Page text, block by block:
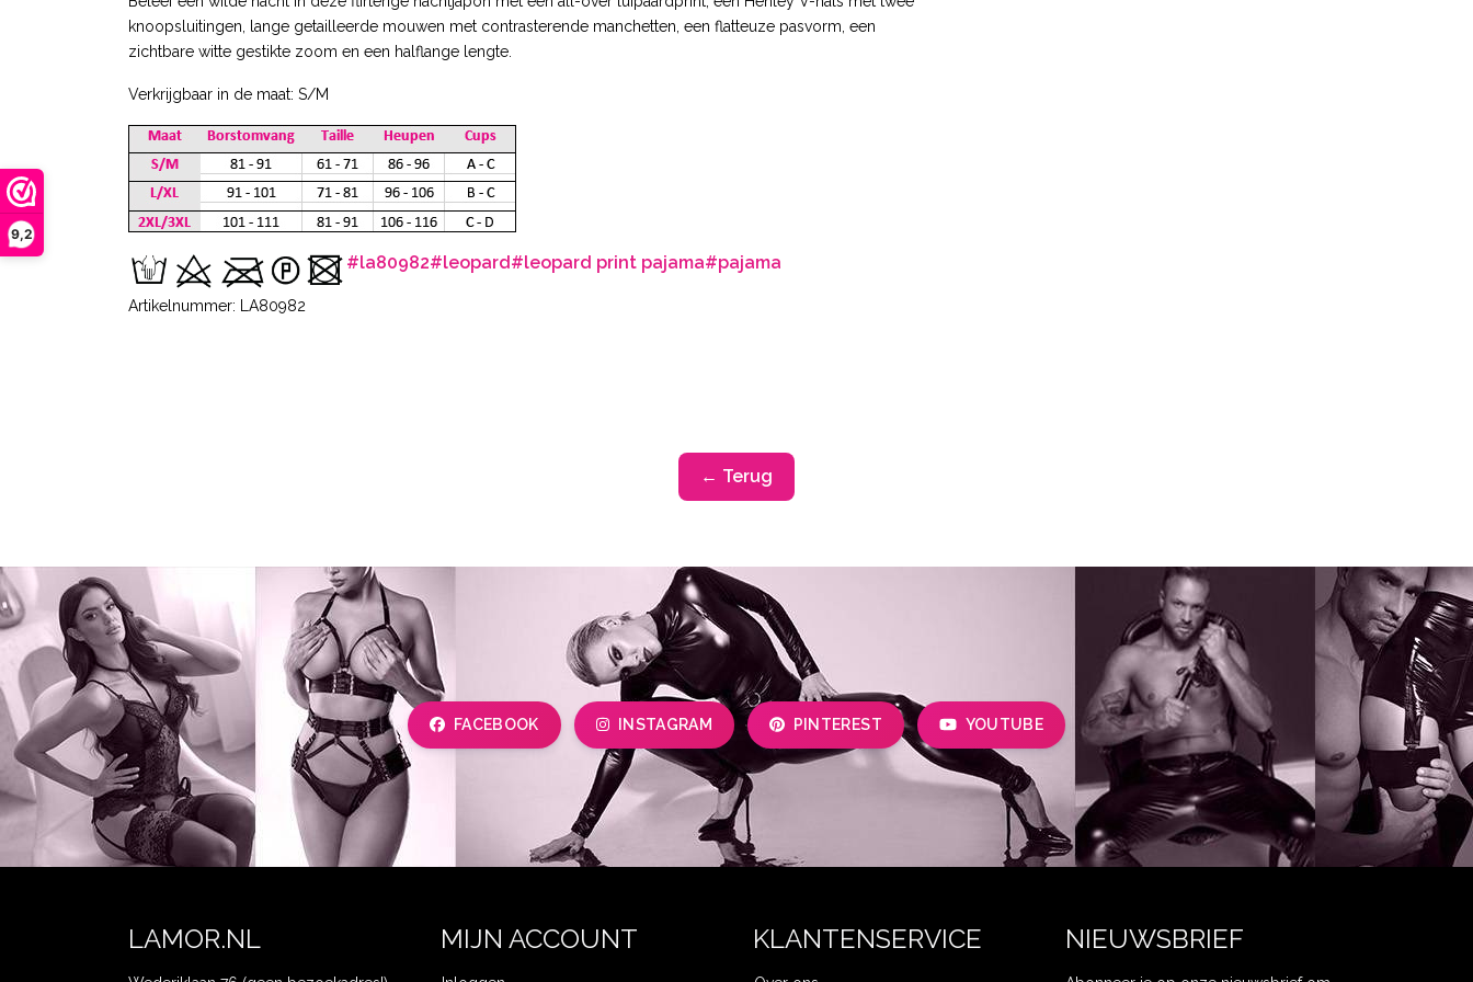
9,2
knoopsluitingen, lange getailleerde mouwen met contrasterende manchetten, een flatteuze pasvorm, een
zichtbare witte gestikte zoom en een halflange lengte.
Verkrijgbaar in de maat: S/M
#la80982#leopard#leopard print pajama#pajama
Artikelnummer: LA80982
← Terug
FACEBOOK INSTAGRAM PINTEREST YOUTUBE
LAMOR.NL MIJN ACCOUNT KLANTENSERVICE NIEUWSBRIEF